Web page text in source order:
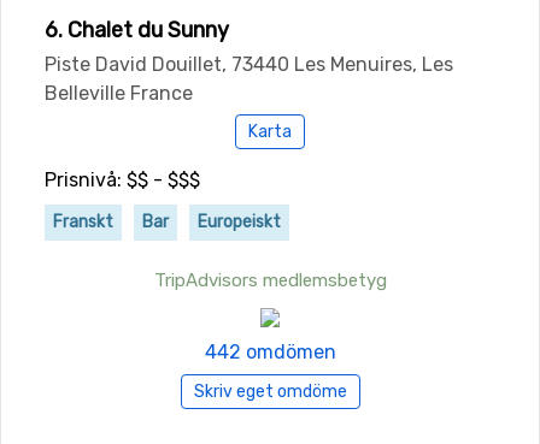
6. Chalet du Sunny
Piste David Douillet, 73440 Les Menuires, Les
Belleville France
Karta
Prisnivå: $$ - $$$
Franskt Bar Europeiskt
TripAdvisors medlemsbetyg
442 omdömen
Skriv eget omdöme